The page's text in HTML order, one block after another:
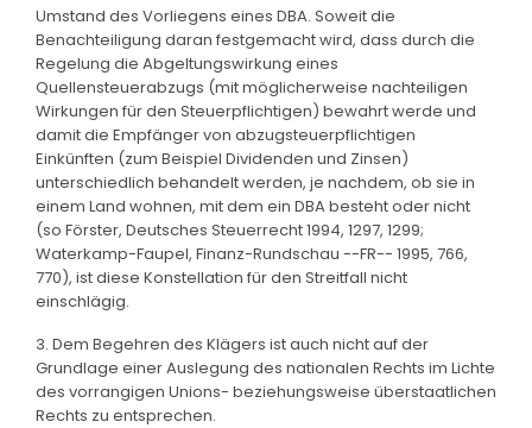
Umstand des Vorliegens eines DBA. Soweit die
Benachteiligung daran festgemacht wird, dass durch die
Regelung die Abgeltungswirkung eines
Quellensteuerabzugs (mit möglicherweise nachteiligen
Wirkungen für den Steuerpflichtigen) bewahrt werde und
damit die Empfänger von abzugsteuerpflichtigen
Einkünften (zum Beispiel Dividenden und Zinsen)
unterschiedlich behandelt werden, je nachdem, ob sie in
einem Land wohnen, mit dem ein DBA besteht oder nicht
(so Förster, Deutsches Steuerrecht 1994, 1297, 1299;
Waterkamp-Faupel, Finanz-Rundschau --FR-- 1995, 766,
770), ist diese Konstellation für den Streitfall nicht
einschlägig.
3. Dem Begehren des Klägers ist auch nicht auf der
Grundlage einer Auslegung des nationalen Rechts im Lichte
des vorrangigen Unions- beziehungsweise überstaatlichen
Rechts zu entsprechen.